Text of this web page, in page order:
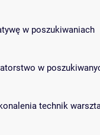
w poszukiwaniach
w
technik